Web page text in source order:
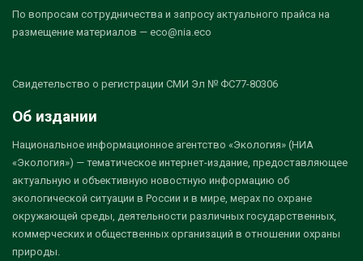
По вопросам сотрудничества и запросу актуального прайса на
размещение материалов — eco@nia.eco
Свидетельство о регистрации СМИ Эл № ФС77-80306
Об издании
Национальное информационное агентство «Экология» (НИА
«Экология») — тематическое интернет-издание, предоставляющее
актуальную и объективную новостную информацию об
экологической ситуации в России и в мире, мерах по охране
окружающей среды, деятельности различных государственных,
коммерческих и общественных организаций в отношении охраны
природы.